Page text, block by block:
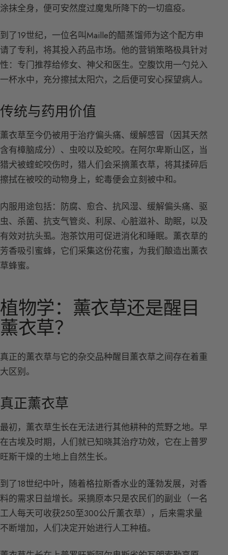
涂抹全身，便可安然度过魔鬼所降下的一切瘟疫。
到了19世纪，一位名叫Maille的醋蒸馏师为这个配方申
请了专利，将其投入药品市场。他的营销策略极具针对
性：专门推荐给修女、神父和医生。空腹饮用一勺兑入
一杯水中，充分擦拭太阳穴，之后便可安心探望病人。
传统与药用价值
薰衣草至今仍被用于治疗偏头痛、缓解感冒（因其天然
含有樟脑成分）、虫咬以及蛇咬。在阿尔卑斯山区，当
猎犬被蝰蛇咬伤时，猎人们会采摘薰衣草，将其揉碎后
擦拭在被咬的动物身上，蛇毒便会立刻被中和。
内服用途包括：防腐、愈合、抗风湿、缓解偏头痛、驱
虫、杀菌、抗支气管炎、利尿、心脏滋补、助眠，以及
有效对抗头虱。泡茶饮用可促进消化和睡眠。薰衣草的
芳香吸引蜜蜂，它们采集这份花蜜，为我们酿造出薰衣
草蜂蜜。
植物学：薰衣草还是醒目
薰衣草？
真正的薰衣草与它的杂交品种醒目薰衣草之间存在着重
大区别。
真正薰衣草
最初，薰衣草生长在无法进行其他耕种的荒野之地。早
在古埃及时期，人们就已知晓其治疗功效，它在上普罗
旺斯干燥的土地上自然生长。
到了18世纪中叶，随着格拉斯香水业的蓬勃发展，对香
料的需求日益增长。采摘原本只是农民们的副业（一名
工人每天可收获250至300公斤薰衣草），后来需求量
不断增加，人们决定开始进行人工种植。